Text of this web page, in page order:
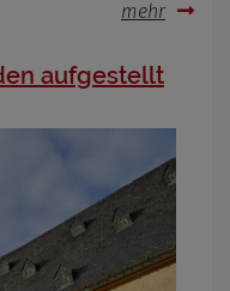
mehr
aufgestellt